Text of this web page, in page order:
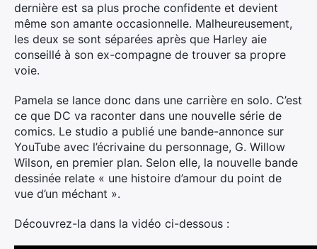
dernière est sa plus proche confidente et devient
même son amante occasionnelle. Malheureusement,
les deux se sont séparées après que Harley aie
conseillé à son ex-compagne de trouver sa propre
voie.
Pamela se lance donc dans une carrière en solo. C’est
ce que DC va raconter dans une nouvelle série de
comics. Le studio a publié une bande-annonce sur
YouTube avec l’écrivaine du personnage, G. Willow
Wilson, en premier plan. Selon elle, la nouvelle bande
dessinée relate « une histoire d’amour du point de
vue d’un méchant ».
Découvrez-la dans la vidéo ci-dessous :